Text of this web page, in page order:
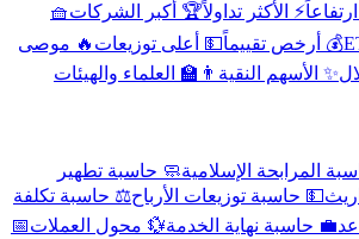
⚡ الأكثر تداولاً🏆 أكبر الشركات🧺
💰 أرخص تقييماً💵 أعلى توزيعات 🔥 موصى
✨ الأسهم النقية 👨‍🏫 العلماء والهيئات
المرابحة الإسلامية🧼 حاسبة تطهير
💵 حاسبة توزيعات الأرباح⚖️ حاسبة تكلفة
💼 حاسبة نهاية الخدمة💱 محول العملات📅